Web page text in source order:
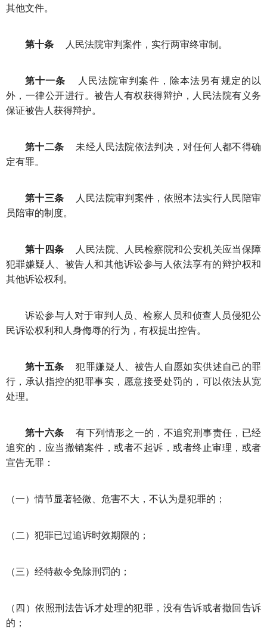
其他文件。
第十条 人民法院审判案件，实行两审终审制。
第十一条
人民法院审判案件，除本法另有规定的以
外，一律公开进行。被告人有权获得辩护，人民法院有义务
保证被告人获得辩护。
第十二条
未经人民法院依法判决，对任何人都不得确
定有罪。
第十三条
人民法院审判案件，依照本法实行人民陪审
员陪审的制度。
第十四条
人民法院、人民检察院和公安机关应当保障
犯罪嫌疑人、被告人和其他诉讼参与人依法享有的辩护权和
其他诉讼权利。
诉讼参与人对于审判人员、检察人员和侦查人员侵犯公
民诉讼权利和人身侮辱的行为，有权提出控告。
第十五条
犯罪嫌疑人、被告人自愿如实供述自己的罪
行，承认指控的犯罪事实，愿意接受处罚的，可以依法从宽
处理。
第十六条
有下列情形之一的，不追究刑事责任，已经
追究的，应当撤销案件，或者不起诉，或者终止审理，或者
宣告无罪：
（一）情节显著轻微、危害不大，不认为是犯罪的；
（二）犯罪已过追诉时效期限的；
（三）经特赦令免除刑罚的；
（四）依照刑法告诉才处理的犯罪，没有告诉或者撤回告诉
的；